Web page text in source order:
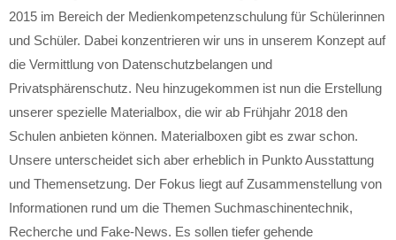
2015 im Bereich der Medienkompetenzschulung für Schülerinnen
und Schüler. Dabei konzentrieren wir uns in unserem Konzept auf
die Vermittlung von Datenschutzbelangen und
Privatsphärenschutz. Neu hinzugekommen ist nun die Erstellung
unserer spezielle Materialbox, die wir ab Frühjahr 2018 den
Schulen anbieten können. Materialboxen gibt es zwar schon.
Unsere unterscheidet sich aber erheblich in Punkto Ausstattung
und Themensetzung. Der Fokus liegt auf Zusammenstellung von
Informationen rund um die Themen Suchmaschinentechnik,
Recherche und Fake-News. Es sollen tiefer gehende